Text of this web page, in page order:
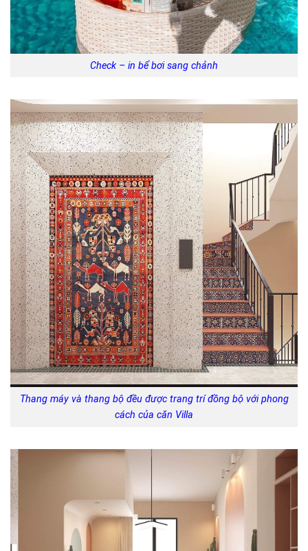
Check – in bể bơi sang chảnh
Thang máy và thang bộ đều được trang trí đồng bộ với phong
cách của căn Villa